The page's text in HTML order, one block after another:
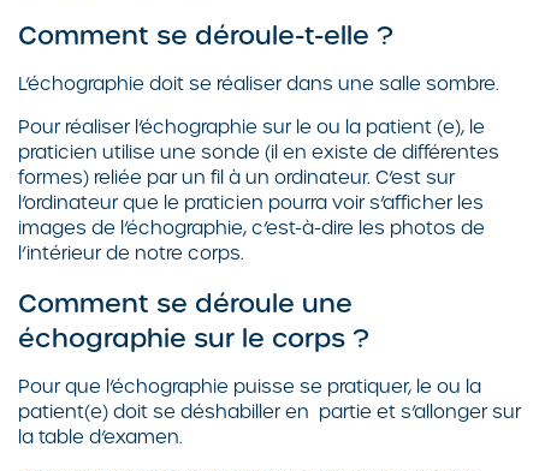
Comment se déroule-t-elle ?
L’échographie doit se réaliser dans une salle sombre.
Pour réaliser l’échographie sur le ou la patient (e), le
praticien utilise une sonde (il en existe de différentes
formes) reliée par un fil à un ordinateur. C’est sur
l’ordinateur que le praticien pourra voir s’afficher les
images de l’échographie, c’est-à-dire les photos de
l’intérieur de notre corps.
Comment se déroule une
échographie sur le corps ?
Pour que l’échographie puisse se pratiquer, le ou la
patient(e) doit se déshabiller en partie et s’allonger sur
la table d’examen.